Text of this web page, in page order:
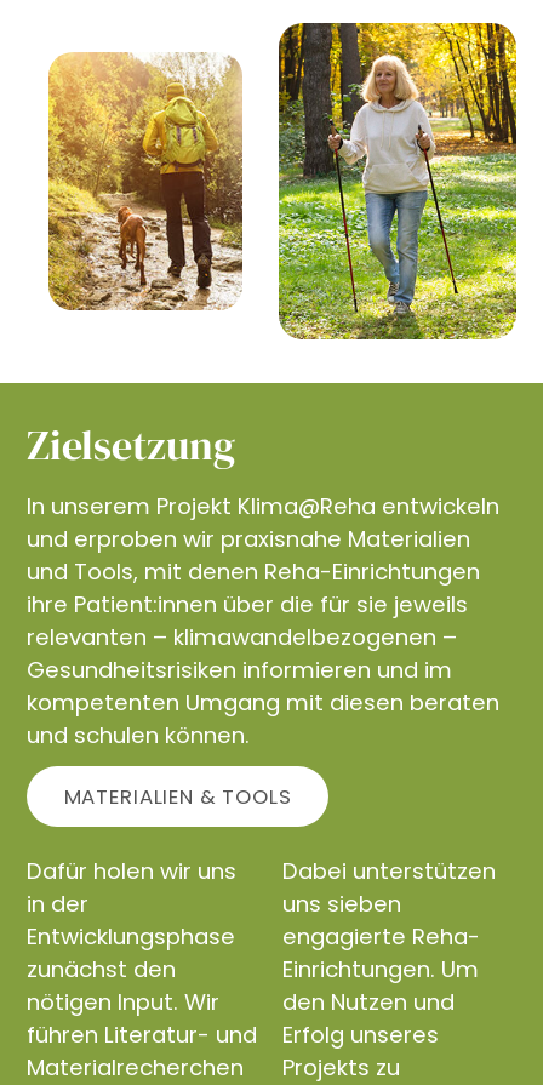
Zielsetzung
In unserem Projekt Klima@Reha entwickeln
und erproben wir praxisnahe Materialien
und Tools, mit denen Reha-Einrichtungen
ihre Patient:innen über die für sie jeweils
relevanten – klimawandelbezogenen –
Gesundheitsrisiken informieren und im
kompetenten Umgang mit diesen beraten
und schulen können.
MATERIALIEN & TOOLS
Dafür holen wir uns
in der
Entwicklungsphase
zunächst den
nötigen Input. Wir
führen Literatur- und
Materialrecherchen
Dabei unterstützen
uns sieben
engagierte Reha-
Einrichtungen. Um
den Nutzen und
Erfolg unseres
Projekts zu